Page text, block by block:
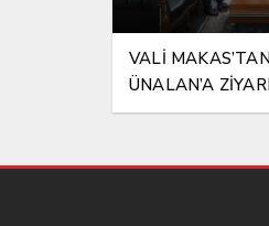
VALİ
ÜNALAN’A